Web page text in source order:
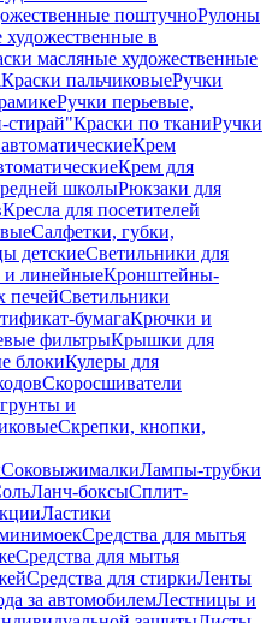
поштучноРулоны
в
масляные художественные
Краски пальчиковыеРучки
Ручки перьевые,
стирай"Краски по тканиРучки
Крем
Крем для
школыРюкзаки для
Кресла для посетителей
Салфетки, губки,
детскиеСветильники для
и линейныеКронштейны-
печейСветильники
бумагаКрючки и
фильтрыКрышки для
блокиКулеры для
Скоросшиватели
и
Скрепки, кнопки,
СоковыжималкиЛампы-трубки
Ланч-боксыСплит-
Ластики
Средства для мытья
Средства для мытья
Средства для стиркиЛенты
за автомобилемЛестницы и